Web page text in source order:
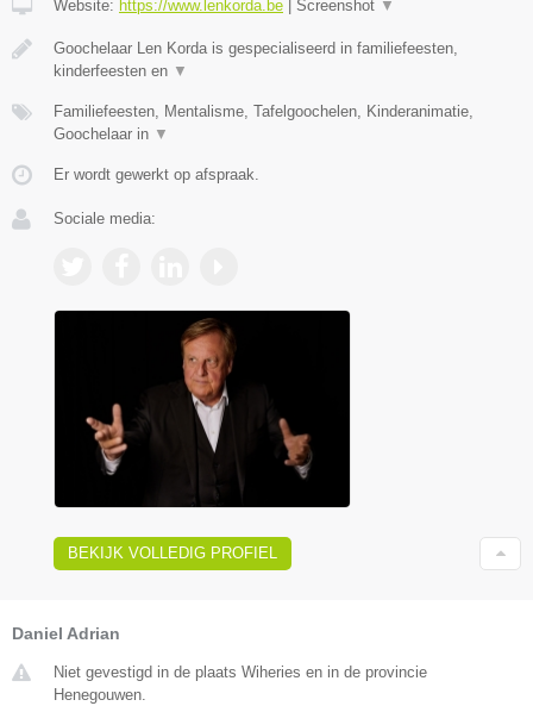
Website: https://www.lenkorda.be Screenshot ▼
Goochelaar Len Korda is gespecialiseerd in familiefeesten,
kinderfeesten en ▼
Familiefeesten, Mentalisme, Tafelgoochelen, Kinderanimatie,
Goochelaar in ▼
Er wordt gewerkt op afspraak.
Sociale media:
BEKIJK VOLLEDIG PROFIEL
Daniel Adrian
Niet gevestigd in de plaats Wiheries en in de provincie
Henegouwen.